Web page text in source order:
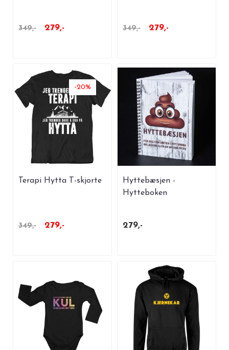
349,- 279,- 349,- 279,-
-20%
Terapi Hytta T-skjorte
349,- 279,-
Hyttebæsjen -
Hytteboken
279,-